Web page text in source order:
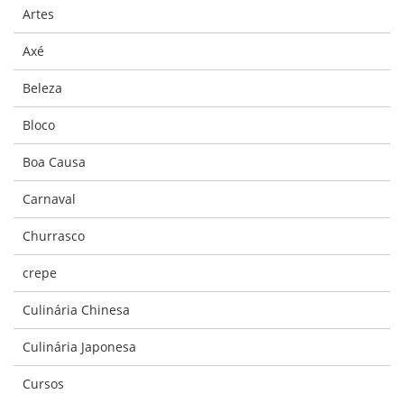
Artes
Axé
Beleza
Bloco
Boa Causa
Carnaval
Churrasco
crepe
Culinária Chinesa
Culinária Japonesa
Cursos